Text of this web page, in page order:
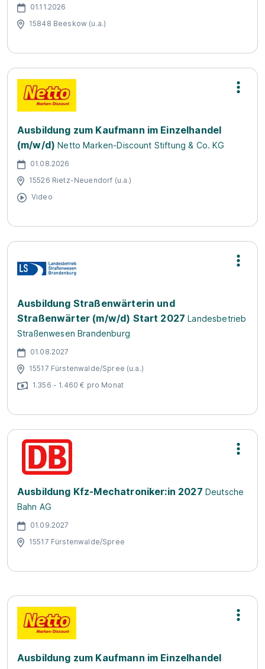
01.11.2026
15848 Beeskow (u.a.)
Ausbildung zum Kaufmann im Einzelhandel
(m/w/d) Netto Marken-Discount Stiftung & Co. KG
01.08.2026
15526 Rietz-Neuendorf (u.a.)
Video
Ausbildung Straßenwärterin und
Straßenwärter (m/w/d) Start 2027 Landesbetrieb
Straßenwesen Brandenburg
01.08.2027
15517 Fürstenwalde/Spree (u.a.)
1.356 - 1.460 € pro Monat
Ausbildung Kfz-Mechatroniker:in 2027 Deutsche
Bahn AG
01.09.2027
15517 Fürstenwalde/Spree
Ausbildung zum Kaufmann im Einzelhandel